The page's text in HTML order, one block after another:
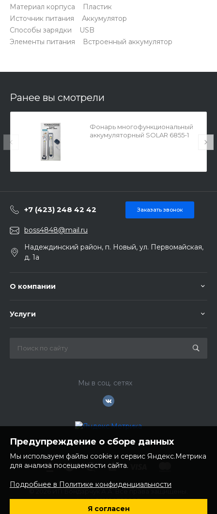
Материал корпуса Пластик
Источник питания Аккумулятор
Способы зарядки USB
Элементы питания Встроенный аккумулятор
Ранее вы смотрели
Фонарь многофункциональный
аккумуляторный SOLAR 6855-1
+7 (423) 248 42 42 Заказать звонок
boss4848@mail.ru
Надеждинский район, п. Новый, ул. Первомайская,
д. 1а
О компании
Услуги
Мы в соц. сетях
ИНН: 252100758085
ОГРНИП: 304250236200270
Предупреждение о сборе данных
Мы используем файлы cookie и сервис Яндекс.Метрика
для анализа посещаемости сайта.
Подробнее в Политике конфиденциальности
Я согласен